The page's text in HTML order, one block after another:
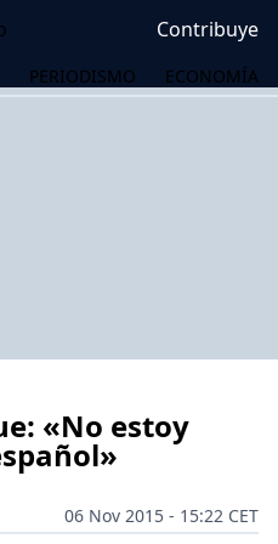
Contribuye
PERIODISMO ECONOMÍA
«No estoy
06 Nov 2015 - 15:22 CET